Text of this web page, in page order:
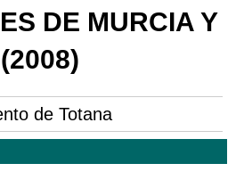
DE MURCIA Y
de Totana